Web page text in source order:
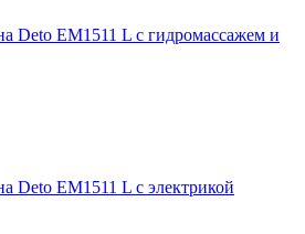
Deto EM1511 L с гидромассажем и
Deto EM1511 L с электрикой